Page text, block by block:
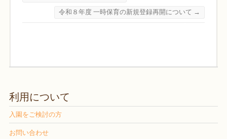
令和８年度 一時保育の新規登録再開について →
利用について
入園をご検討の方
お問い合わせ